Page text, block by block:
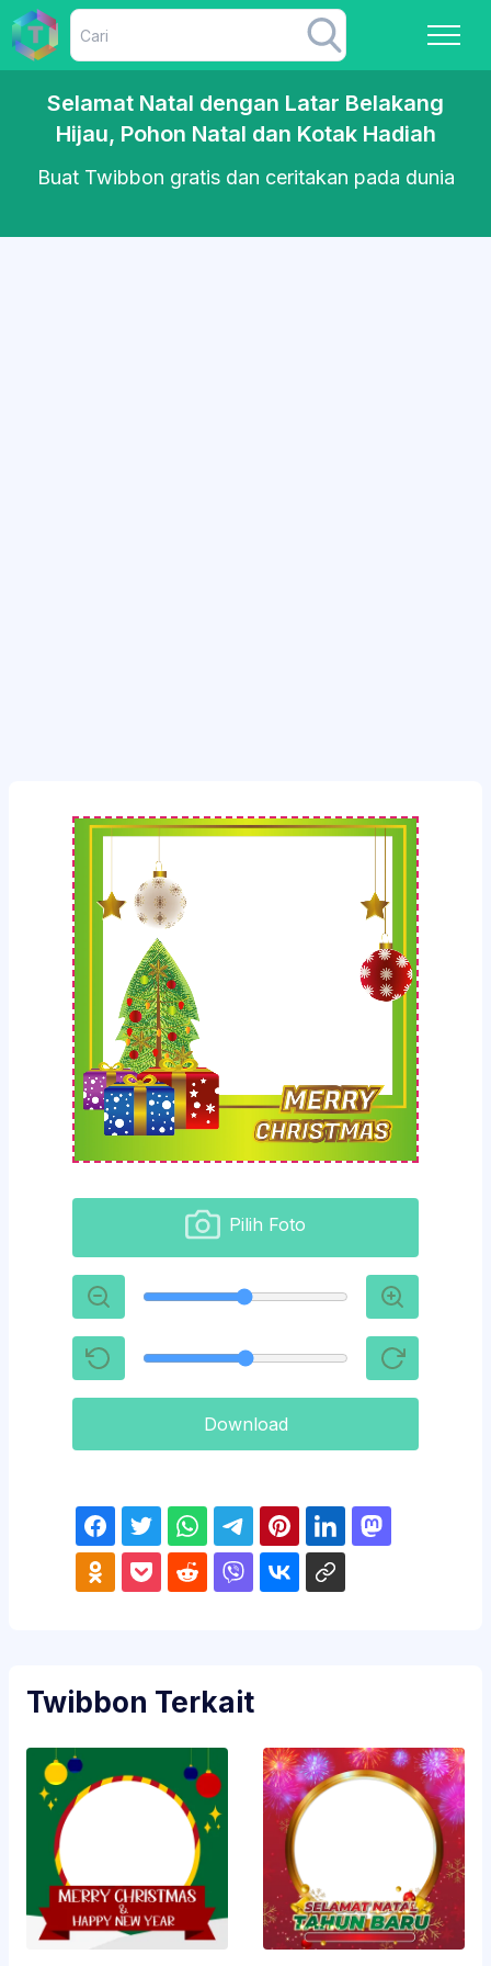
Selamat Natal dengan Latar Belakang
Hijau, Pohon Natal dan Kotak Hadiah
Buat Twibbon gratis dan ceritakan pada dunia
Pilih Foto
Download
Twibbon Terkait